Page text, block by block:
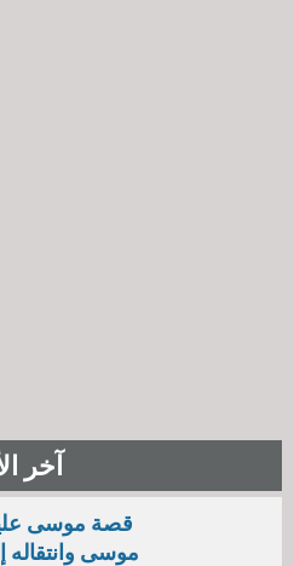
آخر
قصة موسى
موسى